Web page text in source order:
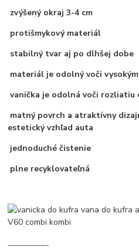
zvýšený okraj 3-4 cm
protišmykový materiál
stabilný tvar aj po dlhšej dobe
materiál je odolný voči
vanička je odolná voči rozliatiu
matný povrch a atraktívny
estetický vzhľad auta
jednoduché čistenie
plne recyklovateľná